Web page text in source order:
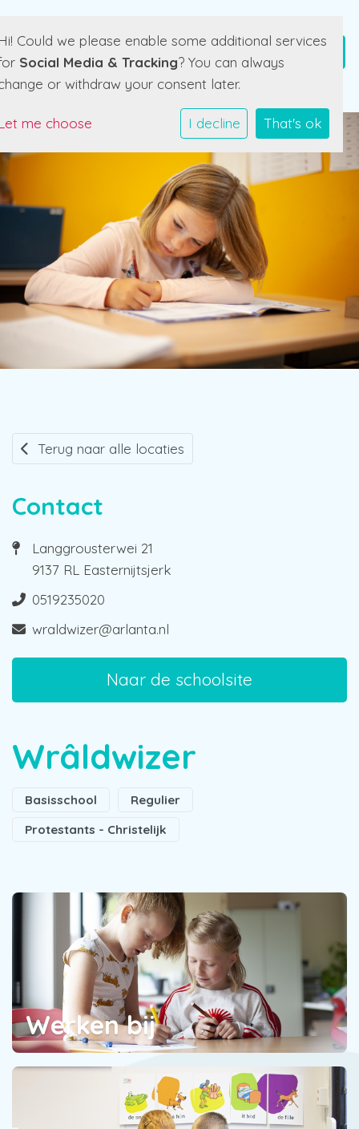
Terug naar alle locaties
Contact
Langgrousterwei 21
9137 RL Easternijtsjerk
0519235020
wraldwizer@arlanta.nl
Naar de schoolsite
Wrâldwizer
Basisschool
Regulier
Protestants - Christelijk
Werken bij
Could we please enable some additional services
Social Media & Tracking? You can always
or withdraw your consent later.
me choose I decline That's ok